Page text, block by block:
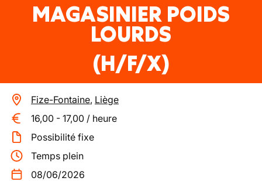
MAGASINIER POIDS
LOURDS
(H/F/X)
Fize-Fontaine, Liège
16,00 - 17,00 / heure
Possibilité fixe
Temps plein
08/06/2026